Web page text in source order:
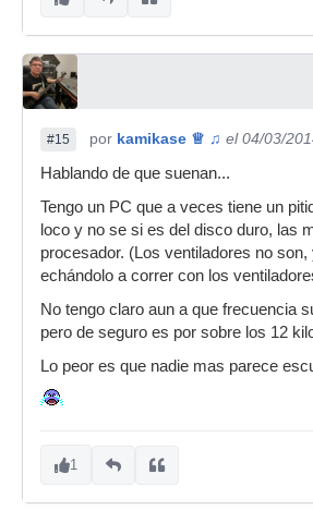
#15 por kamikase ♕ ♫ el 04/03/
Hablando de que suenan...
Tengo un PC que a veces tiene un
loco y no se si es del disco duro, las
procesador. (Los ventiladores no
echándolo a correr con los
No tengo claro aun a que frecuencia
pero de seguro es por sobre los 12
Lo peor es que nadie mas parece
1